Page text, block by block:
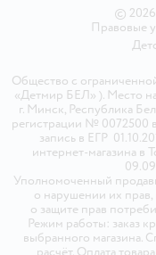
©
Правовые
Общество с
«Детмир БЕЛ» ). Место
г. Минск, Республика
регистрации № 0072500
запись в ЕГР
интернет-магазина в
Уполномоченный
о нарушении их
о защите прав
Режим работы: заказ
выбранного магазина.